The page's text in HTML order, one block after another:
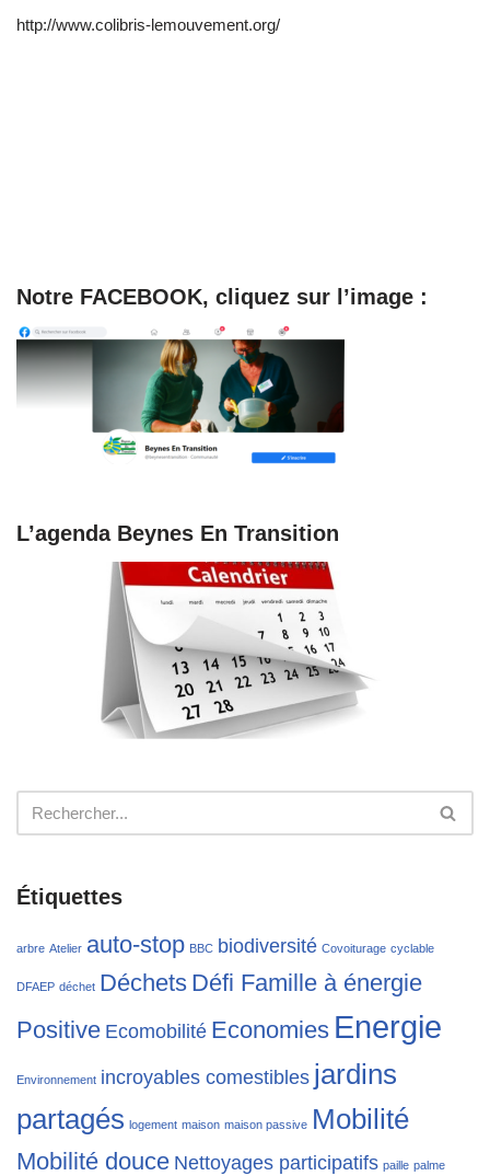
http://www.colibris-lemouvement.org/
Notre FACEBOOK, cliquez sur l’image :
L’agenda Beynes En Transition
Étiquettes
arbre Atelier auto-stop BBC biodiversité Covoiturage cyclable
DFAEP déchet Déchets Défi Famille à énergie
Positive Ecomobilité Economies Energie
Environnement incroyables comestibles jardins
partagés logement maison maison passive Mobilité
Mobilité douce Nettoyages participatifs paille palme